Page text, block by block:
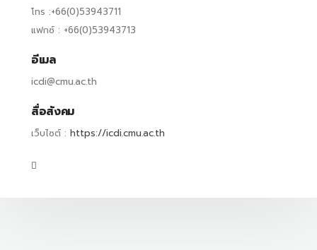
โทร :+66(0)53943711
แฟกซ์ : +66(0)53943713
อีเมล
icdi@cmu.ac.th
สื่อสังคม
เว็บไซต์ : https://icdi.cmu.ac.th